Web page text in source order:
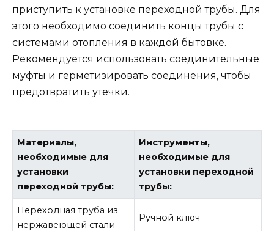
приступить к установке переходной трубы. Для
этого необходимо соединить концы трубы с
системами отопления в каждой бытовке.
Рекомендуется использовать соединительные
муфты и герметизировать соединения, чтобы
предотвратить утечки.
Материалы,
необходимые для
установки
переходной трубы:
Инструменты,
необходимые для
установки переходной
трубы:
Переходная труба из
нержавеющей стали
Ручной ключ